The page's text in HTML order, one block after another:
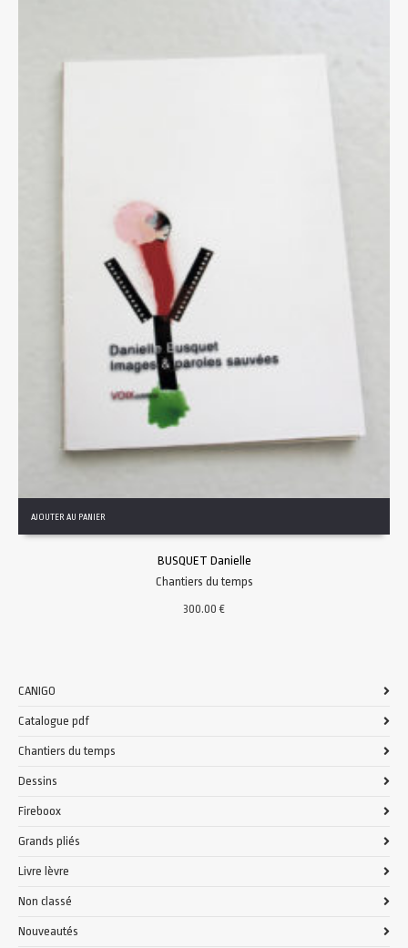
AJOUTER AU PANIER
BUSQUET Danielle
Chantiers du temps
300.00€
CANIGO
Catalogue pdf
Chantiers du temps
Dessins
Fireboox
Grands pliés
Livre lèvre
Non classé
Nouveautés